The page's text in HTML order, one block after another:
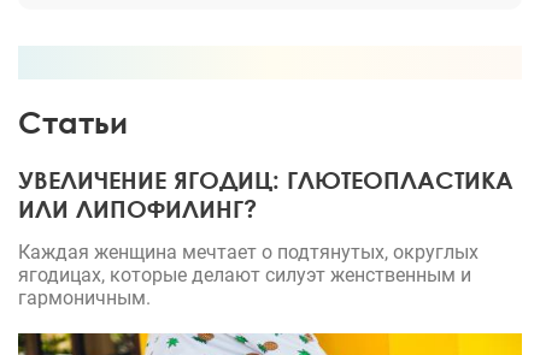
пластической хирургии, а в целом - он не просто
Анализы уже сдала, там все хорошо. Так что
Статьи
УВЕЛИЧЕНИЕ ЯГОДИЦ: ГЛЮТЕОПЛАСТИКА
ИЛИ ЛИПОФИЛИНГ?
Каждая женщина мечтает о подтянутых, округлых
ягодицах, которые делают силуэт женственным и
гармоничным.